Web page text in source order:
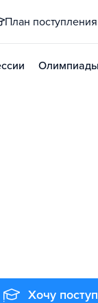
План поступления
Олимпиады
Хочу